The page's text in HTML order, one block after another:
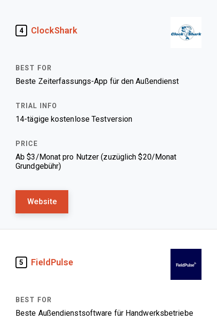
4 ClockShark
Beste Zeiterfassungs-App für den Außendienst
14-tägige kostenlose Testversion
Ab $3/Monat pro Nutzer (zuzüglich $20/Monat
Grundgebühr)
Website
5 FieldPulse
Beste Außendienstsoftware für Handwerksbetriebe